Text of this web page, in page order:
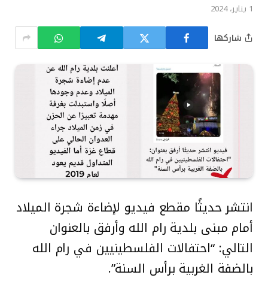
1 يناير، 2024
شاركها
انتشر حديثًا مقطع فيديو لإضاءة شجرة الميلاد
أمام مبنى بلدية رام الله وأرفق بالعنوان
التالي: “احتفالات الفلسطينيين في رام الله
بالضفة الغربية برأس السنة”.